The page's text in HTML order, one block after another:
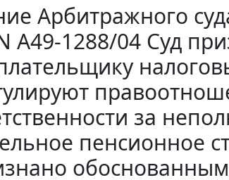
Арбитражного
А49-1288/04 Суд
за
пенсионное